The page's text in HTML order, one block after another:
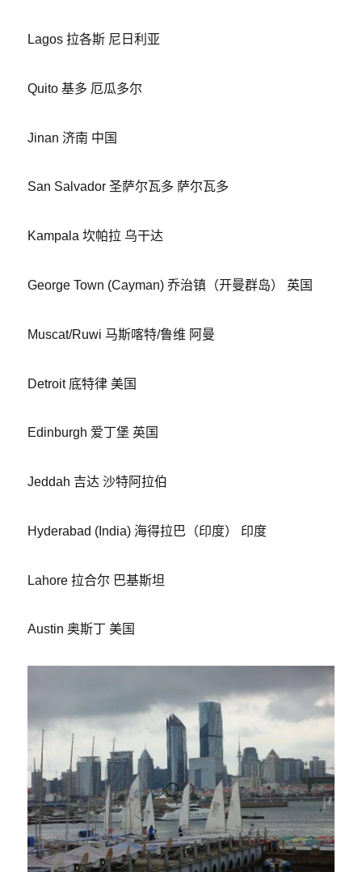
Lagos 拉各斯 尼日利亚
Quito 基多 厄瓜多尔
Jinan 济南 中国
San Salvador 圣萨尔瓦多 萨尔瓦多
Kampala 坎帕拉 乌干达
George Town (Cayman) 乔治镇（开曼群岛） 英国
Muscat/Ruwi 马斯喀特/鲁维 阿曼
Detroit 底特律 美国
Edinburgh 爱丁堡 英国
Jeddah 吉达 沙特阿拉伯
Hyderabad (India) 海得拉巴（印度） 印度
Lahore 拉合尔 巴基斯坦
Austin 奥斯丁 美国